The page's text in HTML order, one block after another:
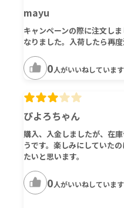
mayu
キャンペーンの際に注文し
なりました。入荷したら再
0人がいいねしています
ぴよろちゃん
購入、入金しましたが、在
うです。楽しみにしていた
たいと思います。
0人がいいねしています